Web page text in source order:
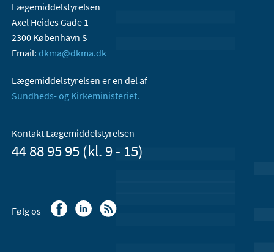
Lægemiddelstyrelsen
Axel Heides Gade 1
2300 København S
Email: dkma@dkma.dk
Lægemiddelstyrelsen er en del af
Sundheds- og Kirkeministeriet.
Kontakt Lægemiddelstyrelsen
44 88 95 95 (kl. 9 - 15)
Følg os